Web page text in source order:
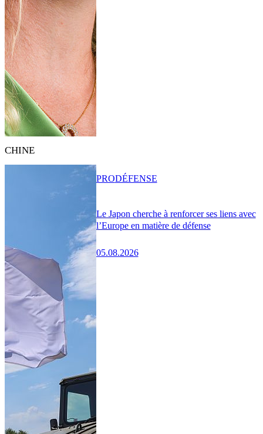
CHINE
Le Japon cherche à renforcer ses liens avec
l’Europe en matière de défense
05.08.2026
PRODÉFENSE